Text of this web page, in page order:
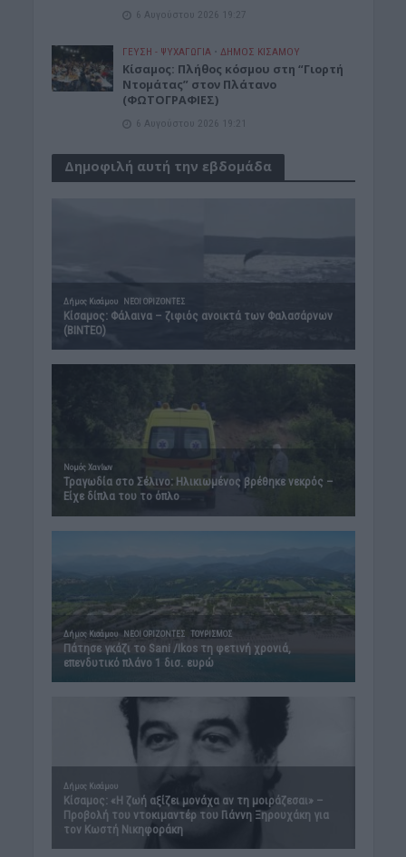
6 Αυγούστου 2026 19:27
ΓΕΎΣΗ - ΨΥΧΑΓΩΓΊΑ • ΔΉΜΟΣ ΚΙΣΆΜΟΥ
Κίσαμος: Πλήθος κόσμου στη “Γιορτή
Ντομάτας” στον Πλάτανο
(ΦΩΤΟΓΡΑΦΙΕΣ)
6 Αυγούστου 2026 19:21
Δημοφιλή αυτή την εβδομάδα